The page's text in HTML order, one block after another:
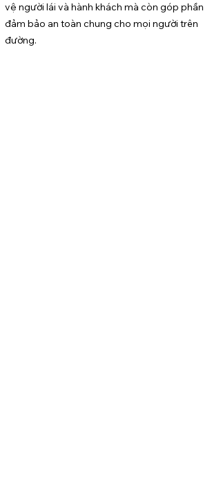
vệ người lái và hành khách mà còn góp phần
đảm bảo an toàn chung cho mọi người trên
đường.